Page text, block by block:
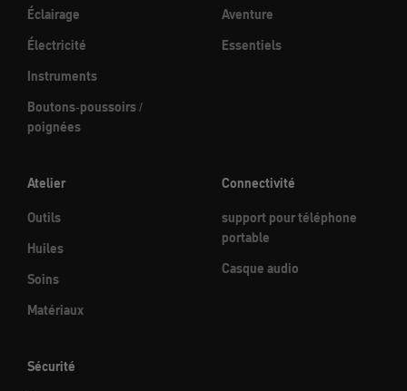
Éclairage
Électricité
Instruments
Boutons-poussoirs /
poignées
Aventure
Essentiels
Atelier
Outils
Huiles
Soins
Matériaux
Connectivité
support pour téléphone
portable
Casque audio
Sécurité